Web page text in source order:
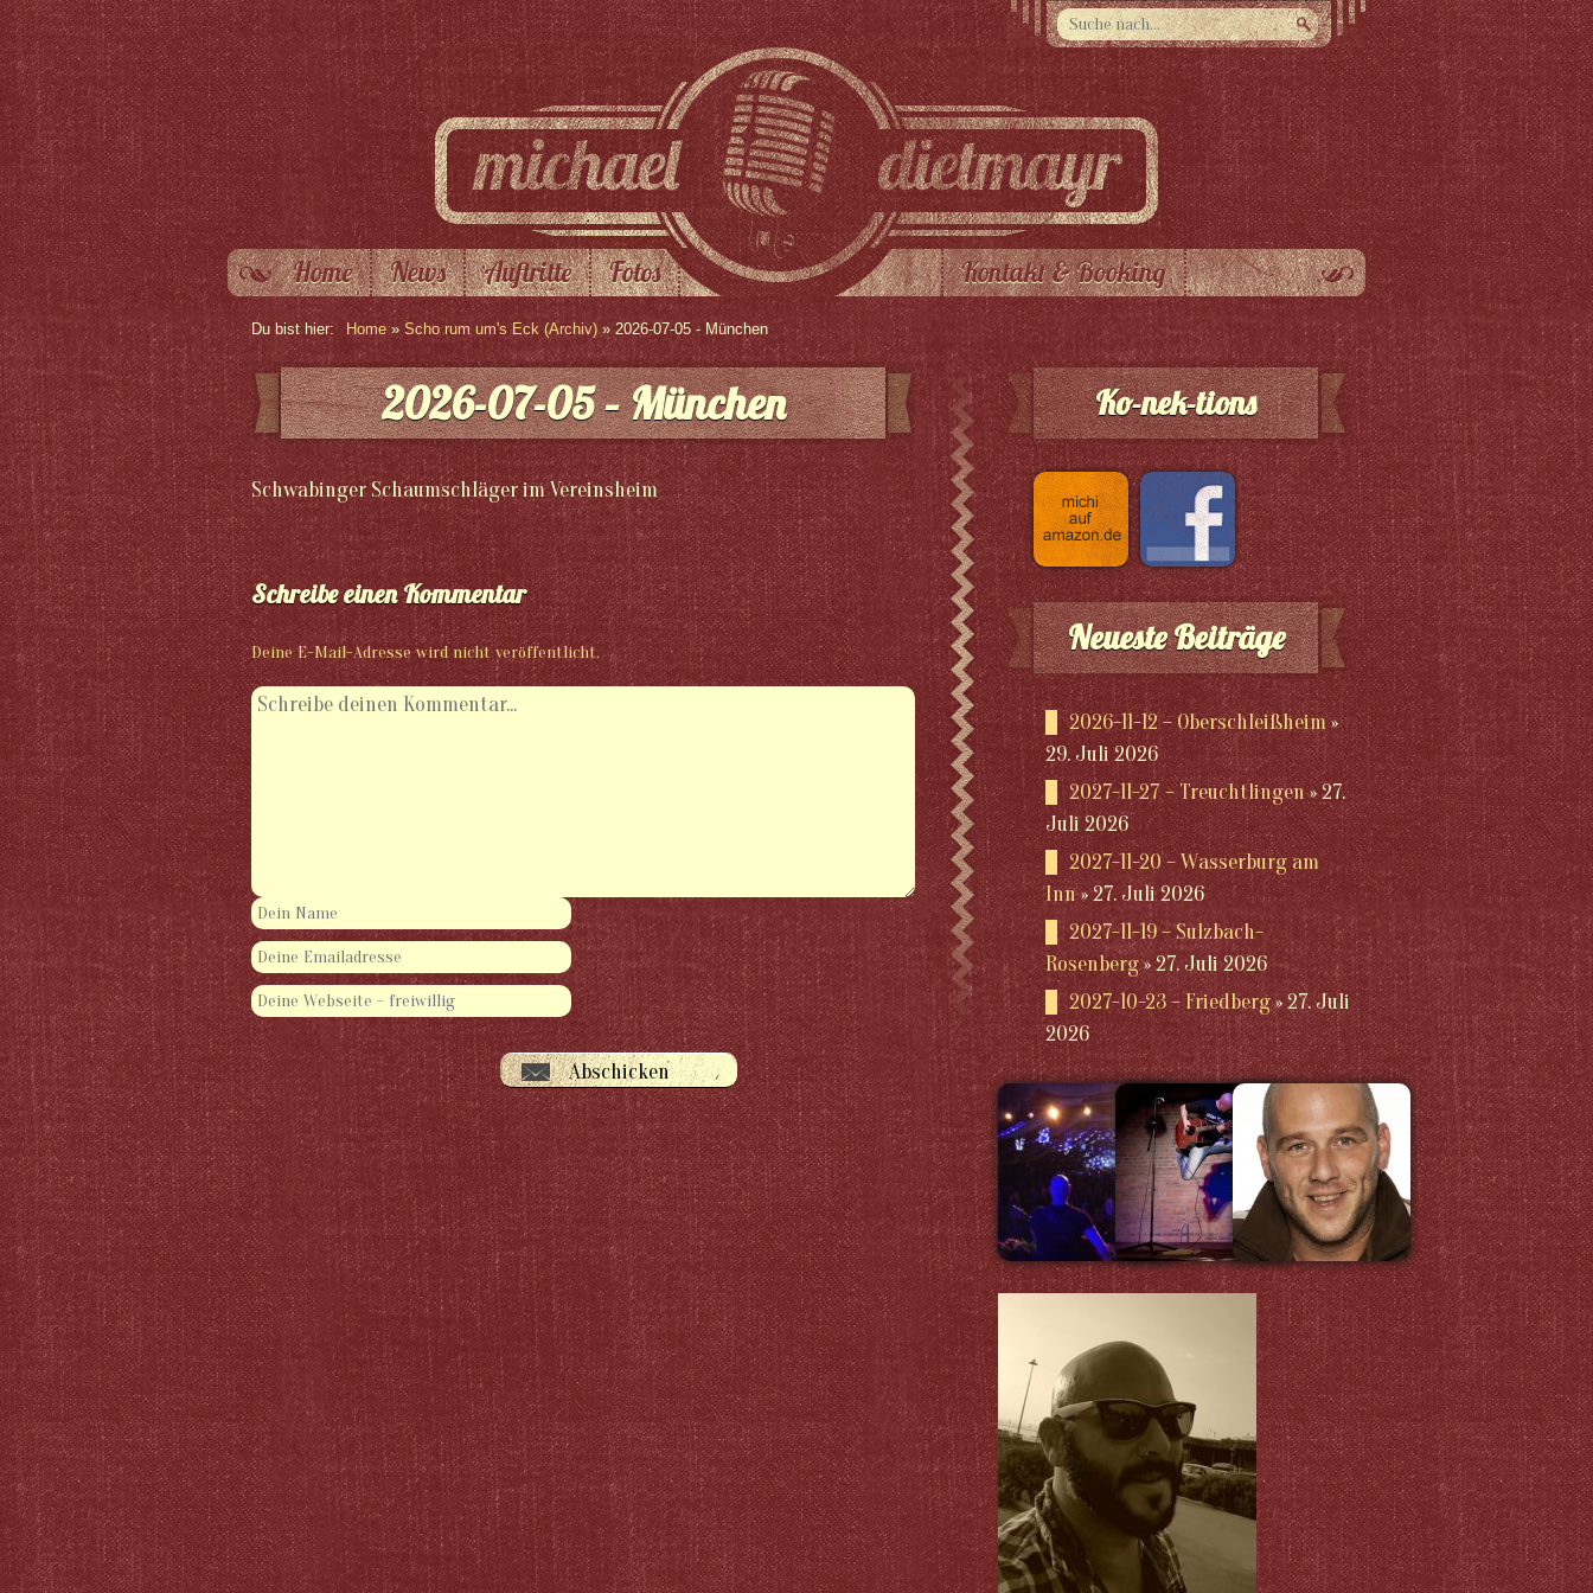
Home News Auftritte Fotos Kontakt & Booking
Du bist hier: Home» Scho rum um's Eck (Archiv)» 2026-07-05 - München
2026-07-05 – München
Schwabinger Schaumschläger im Vereinsheim
Schreibe einen Kommentar
Deine E-Mail-Adresse wird nicht veröffentlicht.
Ko-nek-tions
Neueste Beiträge
2026-11-12 – Oberschleißheim
29. Juli 2026
2027-11-27 – Treuchtlingen
27.
Juli 2026
2027-11-20 – Wasserburg am
Inn
27. Juli 2026
2027-11-19 – Sulzbach-
Rosenberg
27. Juli 2026
2027-10-23 – Friedberg
27. Juli
2026